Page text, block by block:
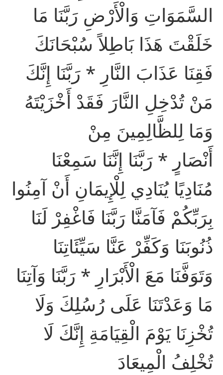
السَّمَوَاتِ وَالْأَرْضِ رَبَّنَا مَا
خَلَقْتَ هَذَا بَاطِلاً سُبْحَانَكَ
فَقِنَا عَذَابَ النَّارِ * رَبَّنَا إِنَّكَ
مَنْ تُدْخِلِ النَّارَ فَقَدْ أَخْزَيْتَهُ
وَمَا لِلظَّالِمِينَ مِنْ
أَنْصَارٍ * رَبَّنَا إِنَّنَا سَمِعْنَا
مُنَادِيًا يُنَادِي لِلْإِيمَانِ أَنْ آمِنُوا
بِرَبِّكُمْ فَآمَنَّا رَبَّنَا فَاغْفِرْ لَنَا
ذُنُوبَنَا وَكَفِّرْ عَنَّا سَيِّئَاتِنَا
وَتَوَفَّنَا مَعَ الْأَبْرَارِ * رَبَّنَا وَآتِنَا
مَا وَعَدْتَنَا عَلَى رُسُلِكَ وَلَا
تُخْزِنَا يَوْمَ الْقِيَامَةِ إِنَّكَ لَا
تُخْلِفُ الْمِيعَادَ